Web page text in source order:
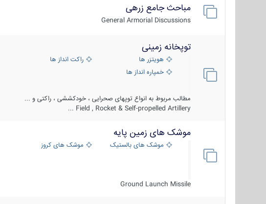
مباحث جامع زرهی
General Armorial Discussions
توپخانه زمینی
هویتزر ها
راکت انداز ها
خمپاره انداز ها
مطالب مربوط به انواع توپهای صحرایی ، خودکششی ، راکتی و ...
Field , Rocket & Self-propelled Artillery ...
موشک های زمین پایه
موشک های بالستیک موشک های کروز
Ground Launch Missile